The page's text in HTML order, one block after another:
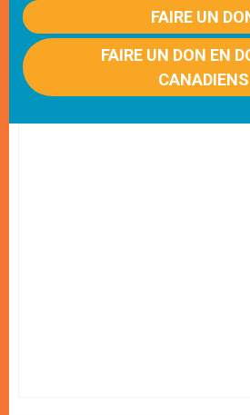
FAIRE UN
FAIRE UN DON EN
CANADIENS